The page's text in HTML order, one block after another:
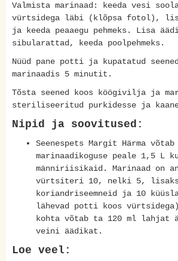
Valmista marinaad: keeda vesi
vürtsidega läbi (klõpsa fotol),
ja keeda peaaegu pehmeks. Lisa
sibularattad, keeda poolpehmeks.
Nüüd pane potti ja kupatatud
marinaadis 5 minutit.
Tõsta seened koos köögivilja ja
steriliseeritud purkidesse ja
Nipid ja soovitused:
Seenespets Margit Härma
marinaadikoguse peale 1,5 L
männiriisikaid. Marinaad on
vürtsiteri 10, nelki 5,
koriandriseemneid ja 10
lähevad potti koos
kohta võtab ta 120 ml lahjat
veini äädikat.
Loe veel: